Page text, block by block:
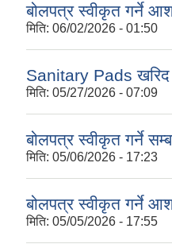
बोलपत्र स्वीकृत गर्ने
मिति: 06/02/2026 - 01:50
Sanitary Pads खरिद
मिति: 05/27/2026 - 07:09
बोलपत्र स्वीकृत गर्ने
मिति: 05/06/2026 - 17:23
बोलपत्र स्वीकृत गर्ने
मिति: 05/05/2026 - 17:55